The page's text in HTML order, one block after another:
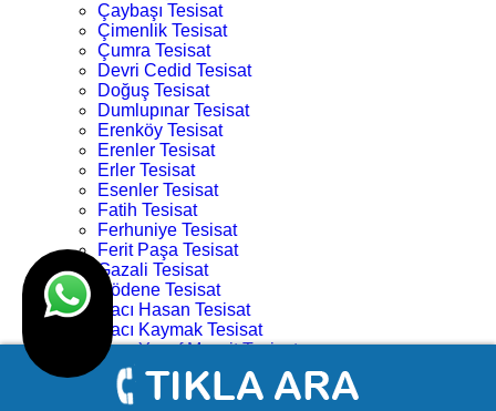
Çaybaşı Tesisat
Çimenlik Tesisat
Çumra Tesisat
Devri Cedid Tesisat
Doğuş Tesisat
Dumlupınar Tesisat
Erenköy Tesisat
Erenler Tesisat
Erler Tesisat
Esenler Tesisat
Fatih Tesisat
Ferhuniye Tesisat
Ferit Paşa Tesisat
Gazali Tesisat
Gödene Tesisat
Hacı Hasan Tesisat
Hacı Kaymak Tesisat
Hacı Yusuf Mescit Tesisat
Hacıveyiszade Tesisat
Hamza Oğlu Tesisat